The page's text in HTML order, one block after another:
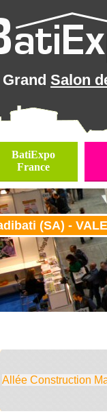
Grand Salon
BatiExpo
France
(SA) -
Allée Construction